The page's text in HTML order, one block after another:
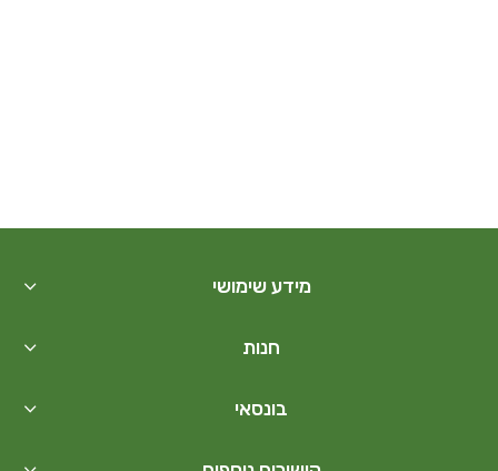
מידע שימושי
חנות
בונסאי